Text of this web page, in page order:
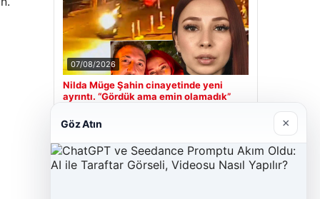
07/08/2026
Nilda Müge Şahin cinayetinde yeni
ayrıntı. “Gördük ama emin olamadık”
Son Eklenen Firmalar
Göz Atın ×